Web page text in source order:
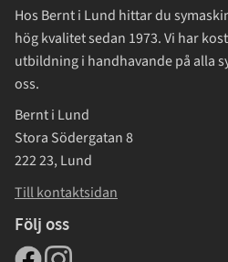
Hos Bernt i Lund hittar du
hög kvalitet sedan 1973. Vi har
utbildning i handhavande på alla
oss.
Bernt i Lund
Stora Södergatan 8
222 23, Lund
Till kontaktsidan
Följ oss